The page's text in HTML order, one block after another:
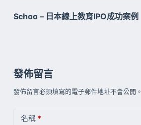
Schoo – 日本線上教育IPO成功案例
發佈留言
發佈留言必須填寫的電子郵件地址不會公開。
名稱*